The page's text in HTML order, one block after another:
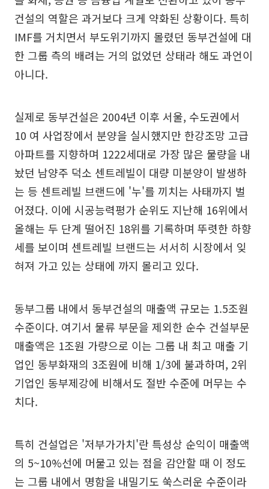
건설의 역할은 과거보다 크게 약화된 상황이다. 특히
IMF를 거치면서 부도위기까지 몰렸던 동부건설에 대
한 그룹 측의 배려는 거의 없었던 상태라 해도 과언이
아니다.
실제로 동부건설은 2004년 이후 서울, 수도권에서
10 여 사업장에서 분양을 실시했지만 한강조망 고급
아파트를 지향하며 1222세대로 가장 많은 물량을 내
놨던 남양주 덕소 센트레빌이 대량 미분양이 발생하
는 등 센트레빌 브랜드에 '누'를 끼치는 사태까지 벌
어졌다. 이에 시공능력평가 순위도 지난해 16위에서
올해는 두 단계 떨어진 18위를 기록하며 뚜렷한 하향
세를 보이며 센트레빌 브랜드는 서서히 시장에서 잊
혀져 가고 있는 상태에 까지 몰리고 있다.
동부그룹 내에서 동부건설의 매출액 규모는 1.5조원
수준이다. 여기서 물류 부문을 제외한 순수 건설부문
매출액은 1조원 가량으로 이는 그룹 내 최고 매출 기
업인 동부화재의 3조원에 비해 1/3에 불과하며, 2위
기업인 동부제강에 비해서도 절반 수준에 머무는 수
치다.
특히 건설업은 '저부가가치'란 특성상 순익이 매출액
의 5~10%선에 머물고 있는 점을 감안할 때 이 정도
는 그룹 내에서 명함을 내밀기도 쑥스러운 수준이라